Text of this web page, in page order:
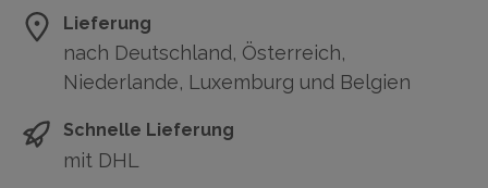
Lieferung
nach Deutschland, Österreich,
Niederlande, Luxemburg und Belgien
Schnelle Lieferung
mit DHL